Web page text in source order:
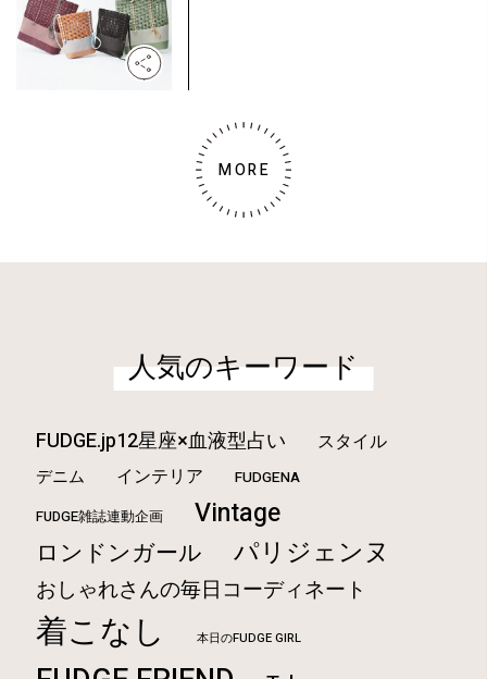
MORE
人気のキーワード
FUDGE.jp12星座×血液型占い スタイル
デニム インテリア FUDGENA
FUDGE雑誌連動企画 Vintage
ロンドンガール パリジェンヌ
おしゃれさんの毎日コーディネート
着こなし 本日のFUDGE GIRL